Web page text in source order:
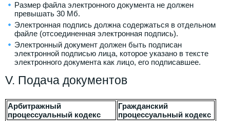
Размер файла электронного документа не должен
превышать 30 Мб.
Электронная подпись должна содержаться в отдельном
файле (отсоединенная электронная подпись).
Электронный документ должен быть подписан
электронной подписью лица, которое указано в тексте
электронного документа как лицо, его подписавшее.
V. Подача документов
Арбитражный
процессуальный кодекс
Гражданский
процессуальный кодекс